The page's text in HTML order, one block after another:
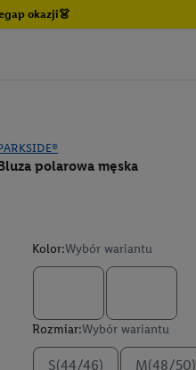
okazji👗
polarowa męska
Kolor:Wybór wariantu
Rozmiar:Wybór wariantu
S(44/46) M(48/50)